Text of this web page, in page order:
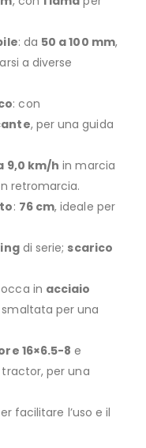
: da 50 a 100 mm,
a diverse
: con
, per una guida
9,0 km/h in marcia
retromarcia.
: 76 cm, ideale per
di serie; scarico
in acciaio
per una
16×6.5-8 e
per una
facilitare l’uso e il